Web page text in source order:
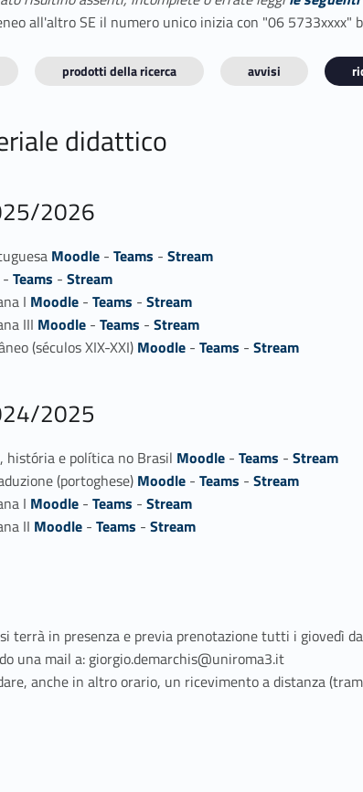
all'altro SE il numero unico inizia con "06
prodotti della ricerca avvisi
didattico
2026
Moodle -Teams -Stream
-Teams -Stream
I Moodle -Teams -Stream
III Moodle -Teams -Stream
(séculos XIX-XXI) Moodle -Teams -Stream
2025
história e política no Brasil Moodle -Teams -Stream
(portoghese) Moodle -Teams -Stream
I Moodle -Teams -Stream
II Moodle -Teams -Stream
terrà in presenza e previa prenotazione tutti i giovedì
una mail a: giorgio.demarchis@uniroma3.it
anche in altro orario, un ricevimento a distanza